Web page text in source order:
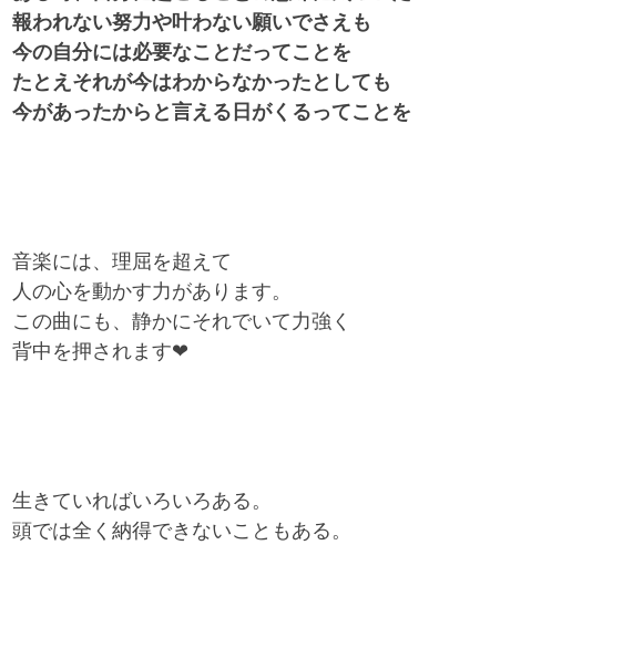
報われない努力や叶わない願いでさえも
今の自分には必要なことだってことを
たとえそれが今はわからなかったとしても
今があったからと言える日がくるってことを
音楽には、理屈を超えて
人の心を動かす力があります。
この曲にも、静かにそれでいて力強く
背中を押されます❤︎
生きていればいろいろある。
頭では全く納得できないこともある。